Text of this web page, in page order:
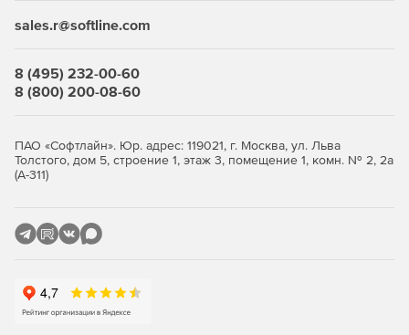
sales.r@softline.com
8 (495) 232-00-60
8 (800) 200-08-60
ПАО «Софтлайн». Юр. адрес: 119021, г. Москва, ул. Льва
Толстого, дом 5, строение 1, этаж 3, помещение 1, комн. № 2, 2а
(А-311)